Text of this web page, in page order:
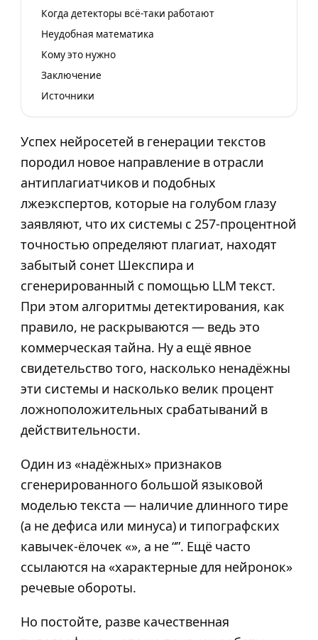
Когда детекторы всё-таки работают
Неудобная математика
Кому это нужно
Заключение
Источники
Успех нейросетей в генерации текстов
породил новое направление в отрасли
антиплагиатчиков и подобных
лжеэкспертов, которые на голубом глазу
заявляют, что их системы с 257-процентной
точностью определяют плагиат, находят
забытый сонет Шекспира и
сгенерированный с помощью LLM текст.
При этом алгоритмы детектирования, как
правило, не раскрываются — ведь это
коммерческая тайна. Ну а ещё явное
свидетельство того, насколько ненадёжны
эти системы и насколько велик процент
ложноположительных срабатываний в
действительности.
Один из «надёжных» признаков
сгенерированного большой языковой
моделью текста — наличие длинного тире
(а не дефиса или минуса) и типографских
кавычек-ёлочек «», а не “”. Ещё часто
ссылаются на «характерные для нейронок»
речевые обороты.
Но постойте, разве качественная